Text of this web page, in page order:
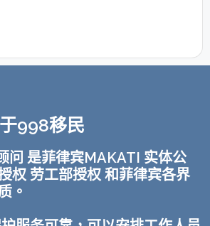
998移民
问 是菲律宾MAKATI 实体公
权 劳工部授权 和菲律宾各界
。